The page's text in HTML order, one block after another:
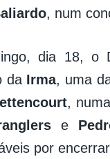
, num
dia 18, o
da Irma, uma
,
e
por